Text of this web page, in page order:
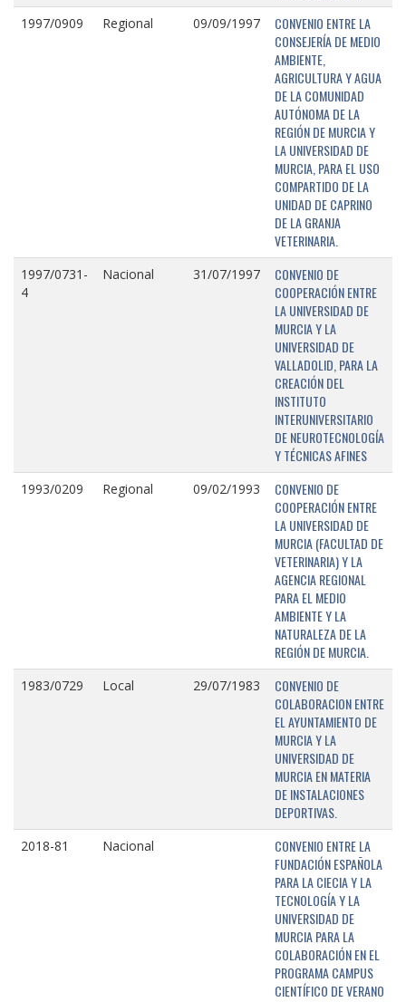
1997/0909 Regional 09/09/1997
CONVENIO ENTRE LA
CONSEJERÍA DE MEDIO
AMBIENTE,
AGRICULTURA Y AGUA
DE LA COMUNIDAD
AUTÓNOMA DE LA
REGIÓN DE MURCIA Y
LA UNIVERSIDAD DE
MURCIA, PARA EL USO
COMPARTIDO DE LA
UNIDAD DE CAPRINO
DE LA GRANJA
VETERINARIA.
1997/0731-
4
Nacional 31/07/1997
CONVENIO DE
COOPERACIÓN ENTRE
LA UNIVERSIDAD DE
MURCIA Y LA
UNIVERSIDAD DE
VALLADOLID, PARA LA
CREACIÓN DEL
INSTITUTO
INTERUNIVERSITARIO
DE NEUROTECNOLOGÍA
Y TÉCNICAS AFINES
1993/0209 Regional 09/02/1993
CONVENIO DE
COOPERACIÓN ENTRE
LA UNIVERSIDAD DE
MURCIA (FACULTAD DE
VETERINARIA) Y LA
AGENCIA REGIONAL
PARA EL MEDIO
AMBIENTE Y LA
NATURALEZA DE LA
REGIÓN DE MURCIA.
1983/0729 Local 29/07/1983
CONVENIO DE
COLABORACION ENTRE
EL AYUNTAMIENTO DE
MURCIA Y LA
UNIVERSIDAD DE
MURCIA EN MATERIA
DE INSTALACIONES
DEPORTIVAS.
2018-81 Nacional
CONVENIO ENTRE LA
FUNDACIÓN ESPAÑOLA
PARA LA CIECIA Y LA
TECNOLOGÍA Y LA
UNIVERSIDAD DE
MURCIA PARA LA
COLABORACIÓN EN EL
PROGRAMA CAMPUS
CIENTÍFICO DE VERANO